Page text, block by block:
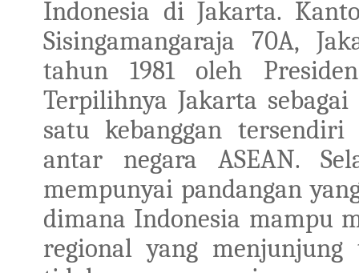
Indonesia di Jakarta.
Sisingamangaraja
70A,
tahun 1981
oleh Presiden
Terpilihnya Jakarta
satu kebanggan
antar negara ASEAN.
mempunyai pandangan
dimana Indonesia mampu
regional yang